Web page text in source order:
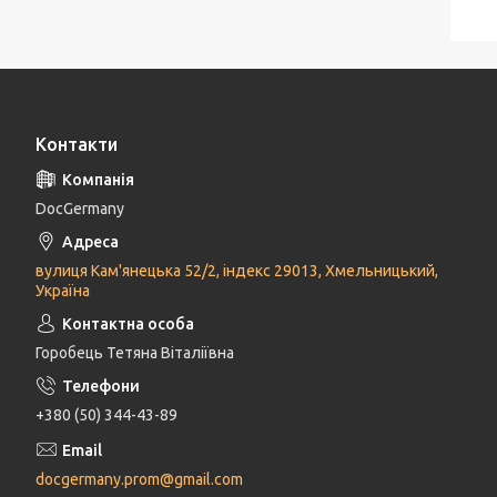
Контакти
DocGermany
вулиця Кам'янецька 52/2, індекс 29013, Хмельницький,
Україна
Горобець Тетяна Віталіївна
+380 (50) 344-43-89
docgermany.prom@gmail.com